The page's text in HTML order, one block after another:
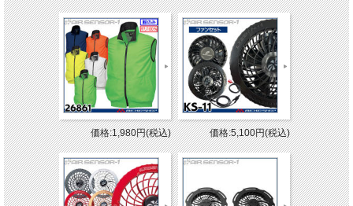
価格:1,980円(税込) 価格:5,100円(税込)